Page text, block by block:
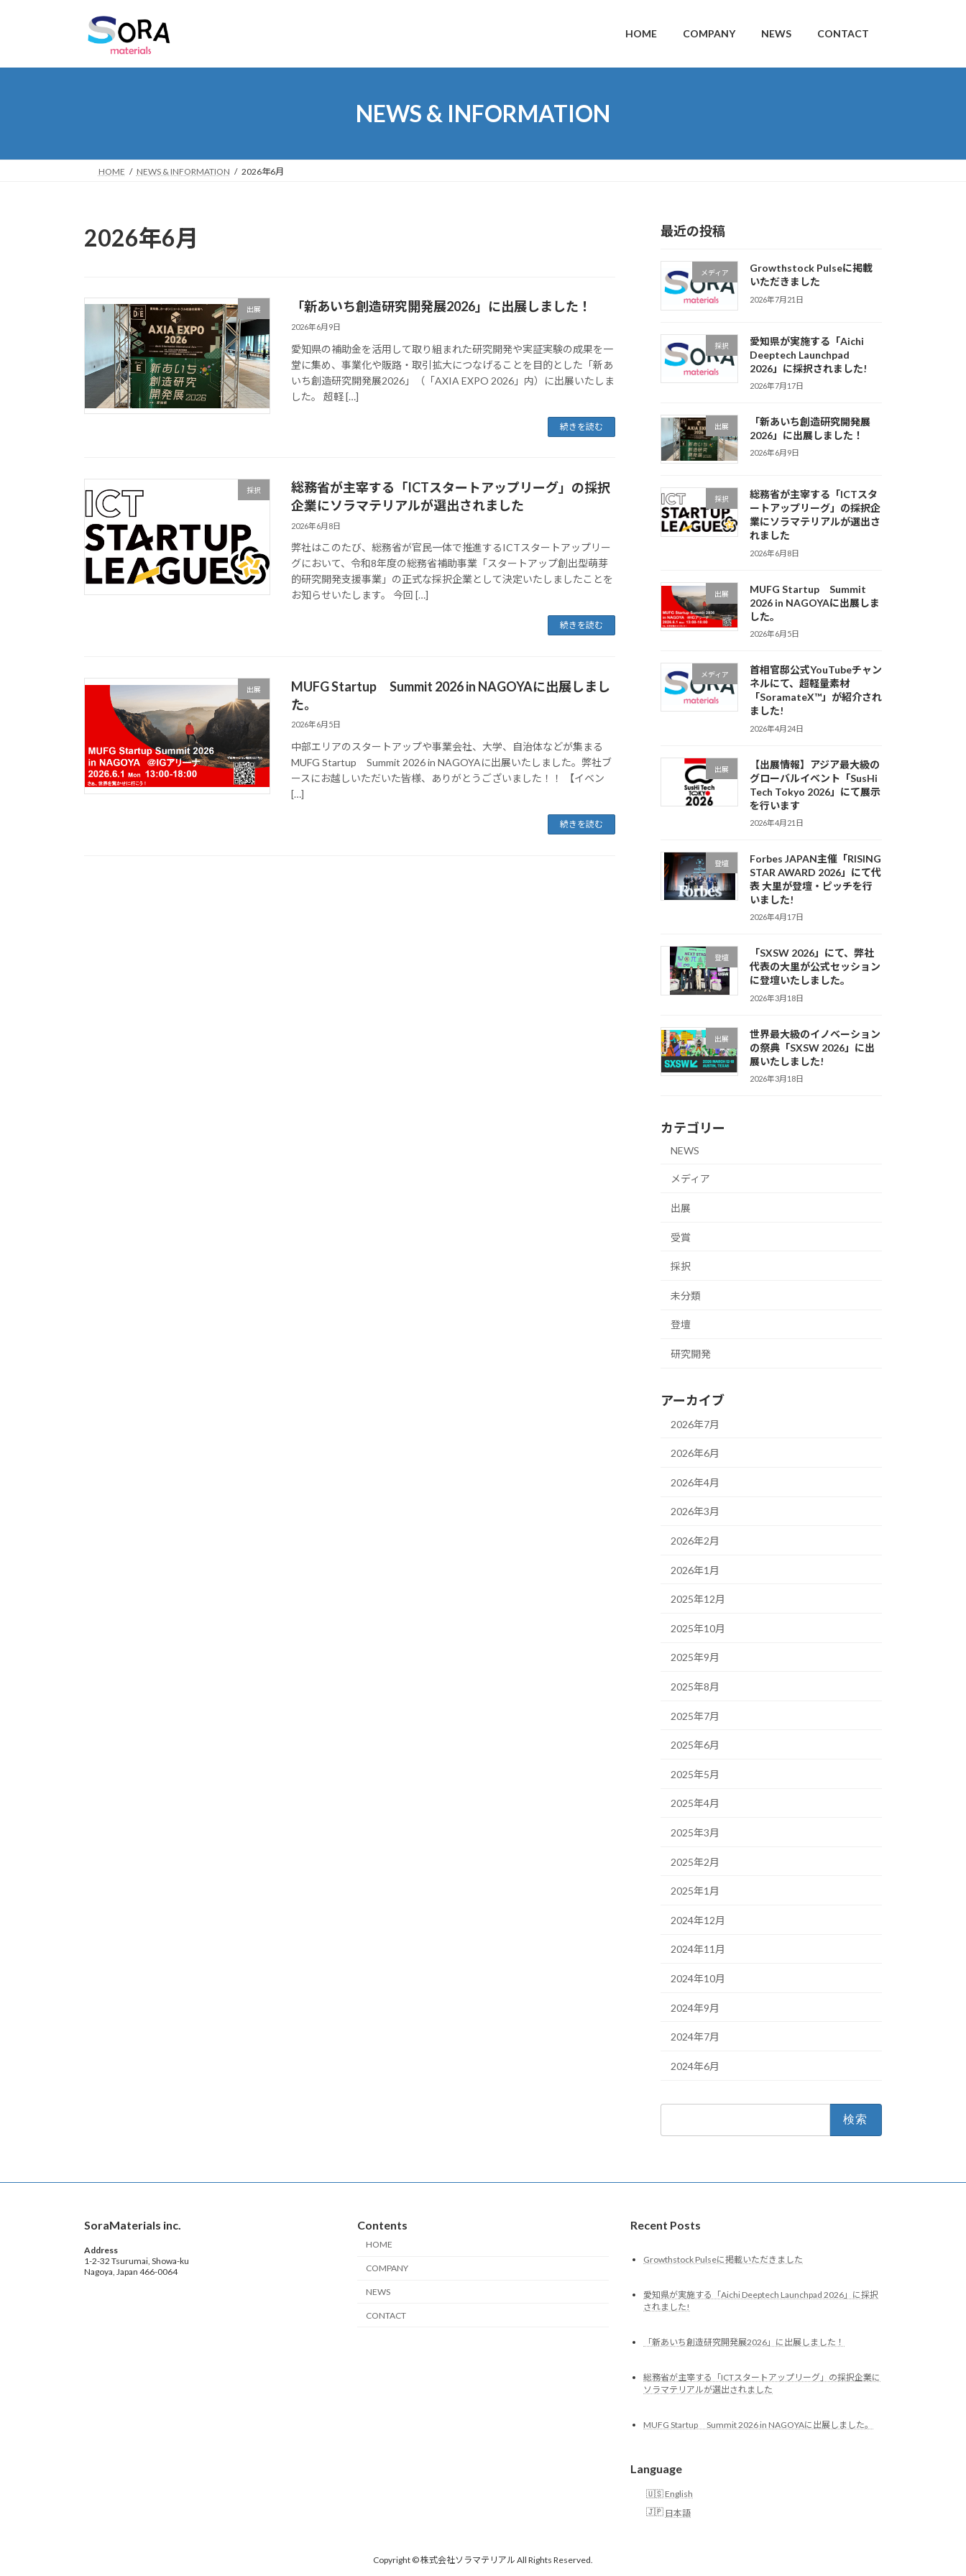
プ
動
HOME COMPANY NEWS CONTACT
NEWS & INFORMATION
HOME NEWS & INFORMATION 2026年6月
2026年6月
出展 「新あいち創造研究開発展2026」に出展しました！
2026年6月9日
愛知県の補助金を活用して取り組まれた研究開発や実証実験の成果を一
堂に集め、事業化や販路・取引拡大につなげることを目的とした「新あ
いち創造研究開発展2026」（「AXIA EXPO 2026」内）に出展いたしま
した。 超軽 […]
続きを読む
採択
総務省が主宰する「ICTスタートアップリーグ」の採択
企業にソラマテリアルが選出されました
2026年6月8日
弊社はこのたび、総務省が官民一体で推進するICTスタートアップリー
グにおいて、令和8年度の総務省補助事業「スタートアップ創出型萌芽
的研究開発支援事業」の正式な採択企業として決定いたしましたことを
お知らせいたします。 今回 […]
続きを読む
出展
MUFG Startup Summit 2026 in NAGOYAに出展しまし
た。
2026年6月5日
中部エリアのスタートアップや事業会社、大学、自治体などが集まる
MUFG Startup Summit 2026 in NAGOYAに出展いたしました。弊社ブ
ースにお越しいただいた皆様、ありがとうございました！！ 【イベン
[…]
続きを読む
最近の投稿
メディア
Growthstock Pulseに掲載
いただきました
2026年7月21日
採択
愛知県が実施する「Aichi
Deeptech Launchpad
2026」に採択されました!
2026年7月17日
出展
「新あいち創造研究開発展
2026」に出展しました！
2026年6月9日
採択
総務省が主宰する「ICTスタ
ートアップリーグ」の採択企
業にソラマテリアルが選出さ
れました
2026年6月8日
出展
MUFG Startup Summit
2026 in NAGOYAに出展しま
した。
2026年6月5日
メディア
首相官邸公式YouTubeチャン
ネルにて、超軽量素材
「SoramateX™」が紹介され
ました!
2026年4月24日
出展
【出展情報】アジア最大級の
グローバルイベント「SusHi
Tech Tokyo 2026」にて展示
を行います
2026年4月21日
登壇
Forbes JAPAN主催「RISING
STAR AWARD 2026」にて代
表 大里が登壇・ピッチを行
いました!
2026年4月17日
登壇
「SXSW 2026」にて、弊社
代表の大里が公式セッション
に登壇いたしました。
2026年3月18日
出展
世界最大級のイノベーション
の祭典「SXSW 2026」に出
展いたしました!
2026年3月18日
カテゴリー
NEWS
メディア
出展
受賞
採択
未分類
登壇
研究開発
アーカイブ
2026年7月
2026年6月
2026年4月
2026年3月
2026年2月
2026年1月
2025年12月
2025年10月
2025年9月
2025年8月
2025年7月
2025年6月
2025年5月
2025年4月
2025年3月
2025年2月
2025年1月
2024年12月
2024年11月
2024年10月
2024年9月
2024年7月
2024年6月
SoraMaterials inc.
Address
1-2-32 Tsurumai, Showa-ku
Nagoya, Japan 466-0064
Contents
HOME
COMPANY
NEWS
CONTACT
Recent Posts
Growthstock Pulseに掲載いただきました
愛知県が実施する「Aichi Deeptech Launchpad 2026」に採択
されました!
「新あいち創造研究開発展2026」に出展しました！
総務省が主宰する「ICTスタートアップリーグ」の採択企業に
ソラマテリアルが選出されました
MUFG Startup Summit 2026 in NAGOYAに出展しました。
Language
English
日本語
Copyright © 株式会社ソラマテリアル All Rights Reserved.